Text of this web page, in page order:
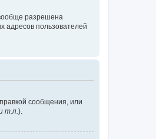
разрешена
адресов пользователей
сообщения, или
т.п. ).